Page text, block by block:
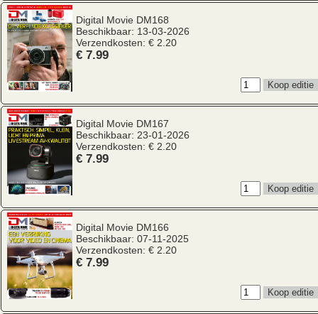
Digital Movie DM168
Beschikbaar: 13-03-2026
Verzendkosten: € 2.20
€ 7.99
Digital Movie DM167
Beschikbaar: 23-01-2026
Verzendkosten: € 2.20
€ 7.99
Digital Movie DM166
Beschikbaar: 07-11-2025
Verzendkosten: € 2.20
€ 7.99